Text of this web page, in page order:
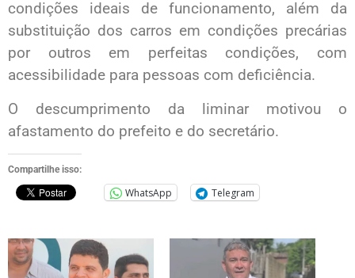
condições ideais de funcionamento, além da
substituição dos carros em condições precárias
por outros em perfeitas condições, com
acessibilidade para pessoas com deficiência.
O descumprimento da liminar motivou o
afastamento do prefeito e do secretário.
Compartilhe isso:
WhatsApp Telegram